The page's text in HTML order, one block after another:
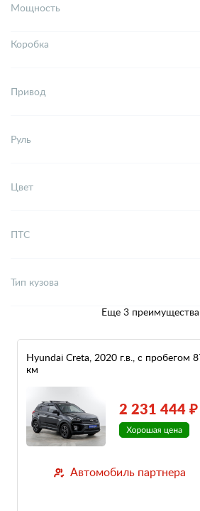
Мощность
Коробка
Привод
Руль
Цвет
ПТС
Тип кузова
Еще 3 преимущества
Hyundai Creta, 2020 г.в., с пробегом
км
2 231 444 ₽
Автомобиль партнера